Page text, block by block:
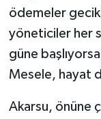
ödemeler
yöneticiler her
güne
Mesele, hayat
Akarsu, önüne